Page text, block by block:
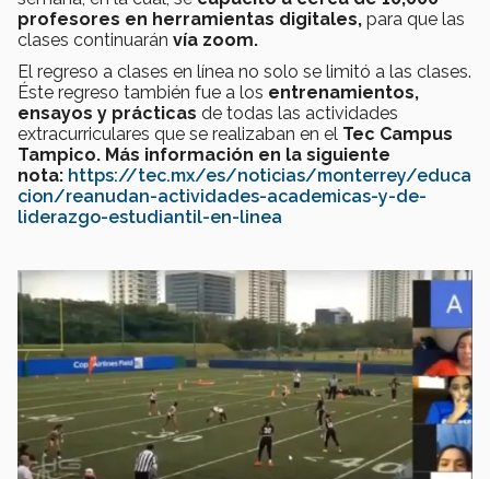
profesores en herramientas digitales, para que las
clases continuarán vía zoom.
El regreso a clases en línea no solo se limitó a las clases.
Éste regreso también fue a los entrenamientos,
ensayos y prácticas de todas las actividades
extracurriculares que se realizaban en el Tec Campus
Tampico. Más información en la siguiente
nota: https://tec.mx/es/noticias/monterrey/educa
cion/reanudan-actividades-academicas-y-de-
liderazgo-estudiantil-en-linea